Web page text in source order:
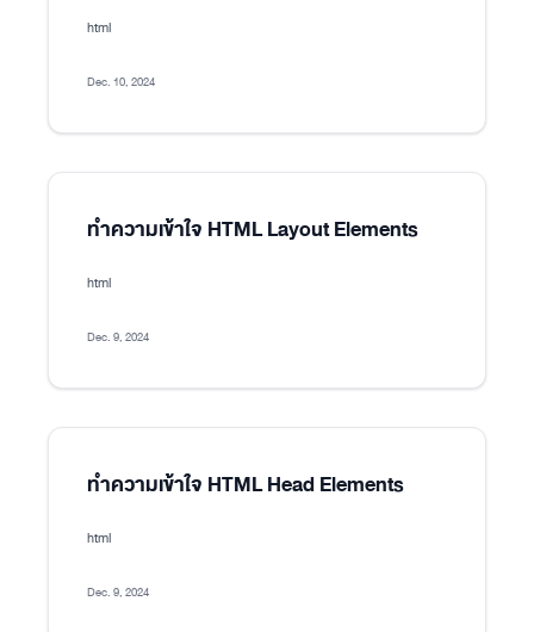
html
Dec. 10, 2024
ทำความเข้าใจ HTML Layout Elements
html
Dec. 9, 2024
ทำความเข้าใจ HTML Head Elements
html
Dec. 9, 2024